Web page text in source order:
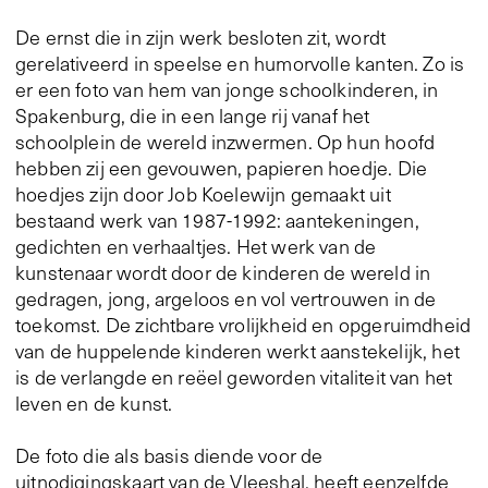
De ernst die in zijn werk besloten zit, wordt
gerelativeerd in speelse en humorvolle kanten. Zo is
er een foto van hem van jonge schoolkinderen, in
Spakenburg, die in een lange rij vanaf het
schoolplein de wereld inzwermen. Op hun hoofd
hebben zij een gevouwen, papieren hoedje. Die
hoedjes zijn door Job Koelewijn gemaakt uit
bestaand werk van 1987-1992: aantekeningen,
gedichten en verhaaltjes. Het werk van de
kunstenaar wordt door de kinderen de wereld in
gedragen, jong, argeloos en vol vertrouwen in de
toekomst. De zichtbare vrolijkheid en opgeruimdheid
van de huppelende kinderen werkt aanstekelijk, het
is de verlangde en reëel geworden vitaliteit van het
leven en de kunst.
De foto die als basis diende voor de
uitnodigingskaart van de Vleeshal, heeft eenzelfde